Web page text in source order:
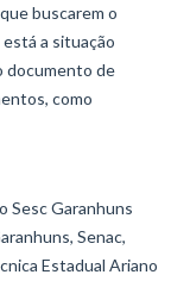
buscarem o
está a situação
documento de
como
Sesc Garanhuns
Senac,
Estadual Ariano